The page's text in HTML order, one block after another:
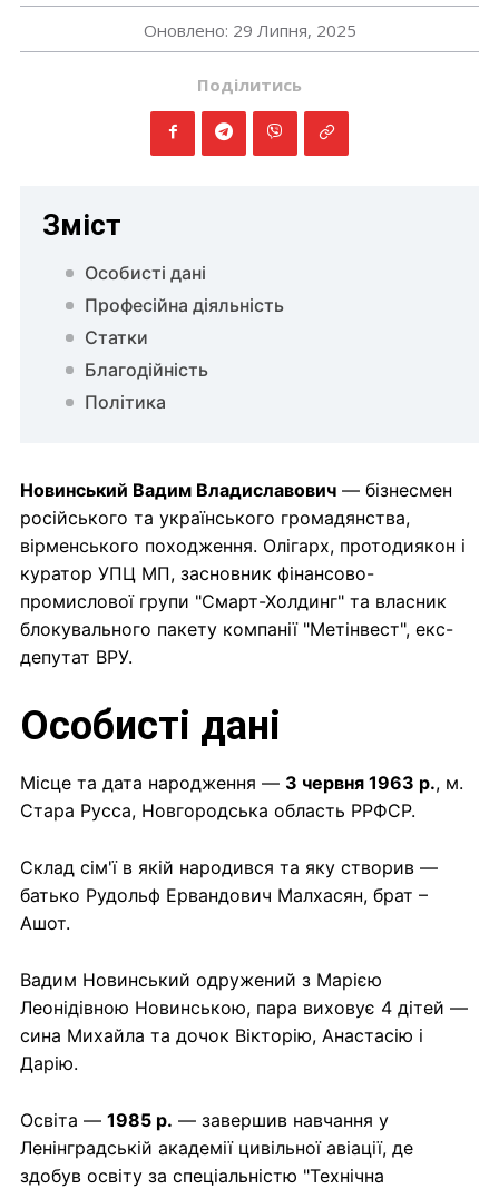
Оновлено: 29 Липня, 2025
Поділитись
Зміст
Особисті дані
Професійна діяльність
Статки
Благодійність
Політика
Новинський Вадим Владиславович — бізнесмен
російського та українського громадянства,
вірменського походження. Олігарх, протодиякон і
куратор УПЦ МП, засновник фінансово-
промислової групи "Смарт-Холдинг" та власник
блокувального пакету компанії "Метінвест", екс-
депутат ВРУ.
Особисті дані
Місце та дата народження — 3 червня 1963 р., м.
Стара Русса, Новгородська область РРФСР.
Склад сім'ї в якій народився та яку створив —
батько Рудольф Ервандович Малхасян, брат –
Ашот.
Вадим Новинський одружений з Марією
Леонідівною Новинською, пара виховує 4 дітей —
сина Михайла та дочок Вікторію, Анастасію і
Дарію.
Освіта — 1985 р. — завершив навчання у
Ленінградській академії цивільної авіації, де
здобув освіту за спеціальністю "Технічна